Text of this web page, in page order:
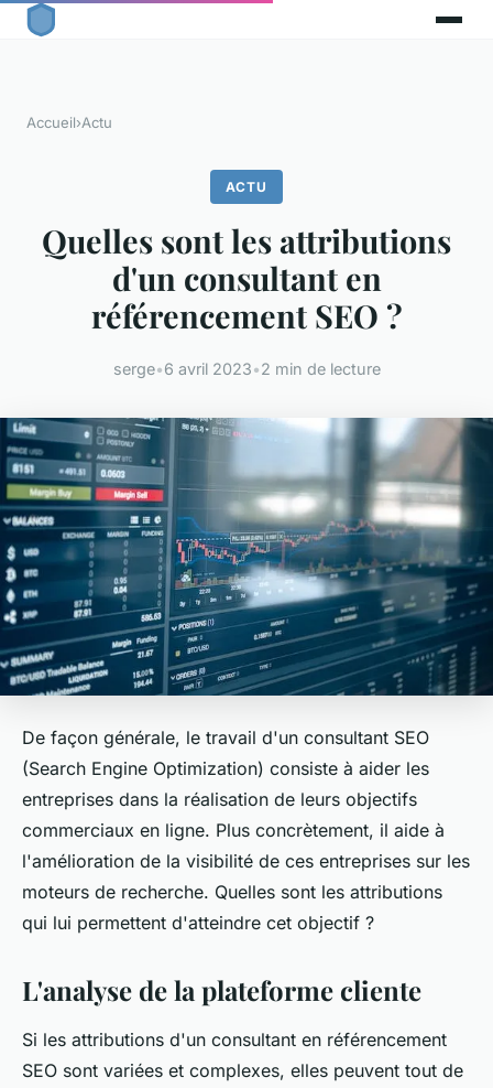
Accueil›Actu
ACTU
Quelles sont les attributions
d'un consultant en
référencement SEO ?
serge•6 avril 2023•2 min de lecture
De façon générale, le travail d'un consultant SEO
(Search Engine Optimization) consiste à aider les
entreprises dans la réalisation de leurs objectifs
commerciaux en ligne. Plus concrètement, il aide à
l'amélioration de la visibilité de ces entreprises sur les
moteurs de recherche. Quelles sont les attributions
qui lui permettent d'atteindre cet objectif ?
L'analyse de la plateforme cliente
Si les attributions d'un consultant en référencement
SEO sont variées et complexes, elles peuvent tout de